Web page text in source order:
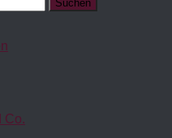
Co.